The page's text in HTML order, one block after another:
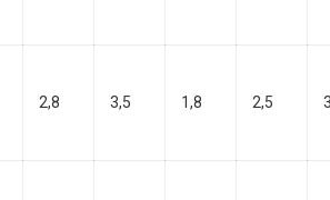
2,8 3,5 1,8 2,5